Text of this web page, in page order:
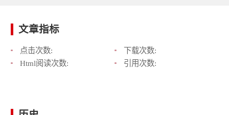
文章指标
点击次数:
下载次数:
Html阅读次数:
引用次数: